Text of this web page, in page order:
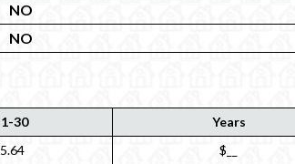
NO
NO
30
Years
$__